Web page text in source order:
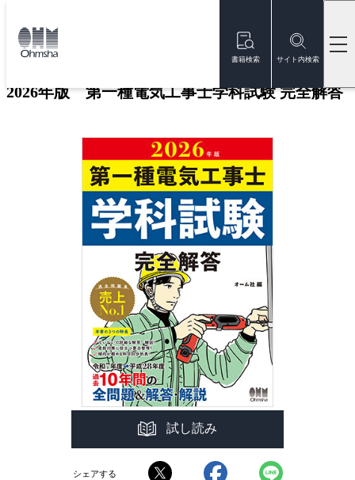
書籍検索 サイト内検索
トップ
2026年版 第一種電気工事士学科試験 完全解答
試し読み
シェアする